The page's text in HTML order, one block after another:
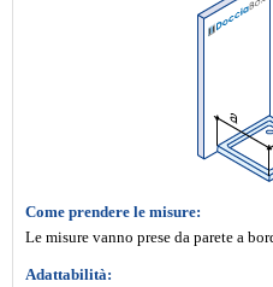
Come prendere le misure:
Le misure vanno prese da parete a
Adattabilità: